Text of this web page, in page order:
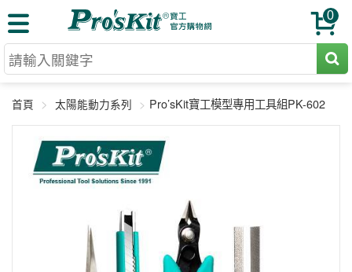
0
壓著鉗
手鉗工具
放大工具
通訊儀器
初階款8+
報價諮詢
首頁 太陽能動力系列 Pro’sKit寶工模型專用工具組PK-602